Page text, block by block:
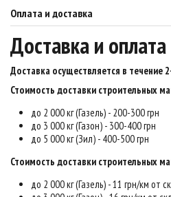
Оплата и доставка
Доставка и оплата
Доставка осуществляется в течение
Стоимость доставки строительных
до 2 000 кг (Газель) - 200-300 грн
до 3 000 кг (Газон) - 300-400 грн
до 5 000 кг (Зил) - 400-500 грн
Стоимость доставки строительных
до 2 000 кг (Газель) - 11 грн/км от